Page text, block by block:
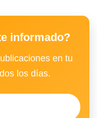
informado?
en tu
los días.